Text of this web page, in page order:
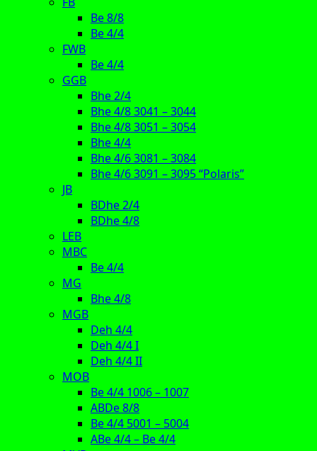
Be 8/8
Be 4/4
FWB
Be 4/4
GGB
Bhe 2/4
Bhe 4/8 3041 – 3044
Bhe 4/8 3051 – 3054
Bhe 4/4
Bhe 4/6 3081 – 3084
Bhe 4/6 3091 – 3095 “Polaris”
JB
BDhe 2/4
BDhe 4/8
LEB
MBC
Be 4/4
MG
Bhe 4/8
MGB
Deh 4/4
Deh 4/4 I
Deh 4/4 II
MOB
Be 4/4 1006 – 1007
ABDe 8/8
Be 4/4 5001 – 5004
ABe 4/4 – Be 4/4